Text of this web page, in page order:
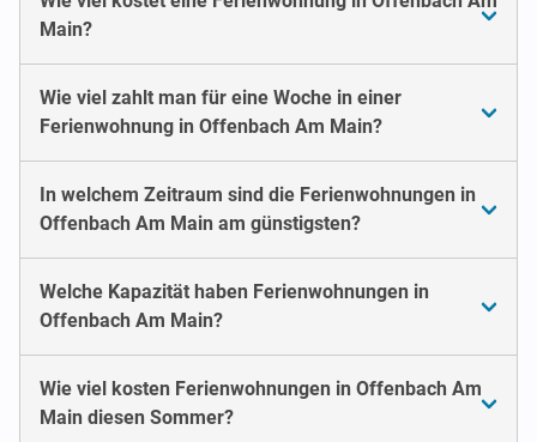
Main?
Wie viel zahlt man für eine Woche in einer
Ferienwohnung in Offenbach Am Main?
In welchem Zeitraum sind die Ferienwohnungen in
Offenbach Am Main am günstigsten?
Welche Kapazität haben Ferienwohnungen in
Offenbach Am Main?
Wie viel kosten Ferienwohnungen in Offenbach Am
Main diesen Sommer?